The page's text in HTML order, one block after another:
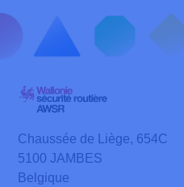
Chaussée de Liège, 654C
5100 JAMBES
Belgique